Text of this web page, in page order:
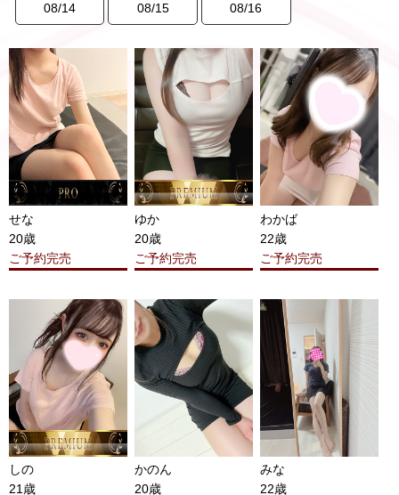
08/14 08/15 08/16
せな
20歳
ご予約完売
ゆか
20歳
ご予約完売
わかば
22歳
ご予約完売
しの
21歳
かのん
20歳
みな
22歳